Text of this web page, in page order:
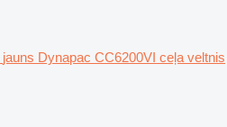
jauns Dynapac CC6200VI ceļa veltnis